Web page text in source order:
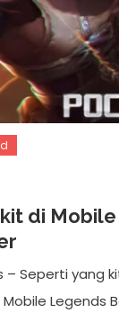
di
– Seperti yang
Legends